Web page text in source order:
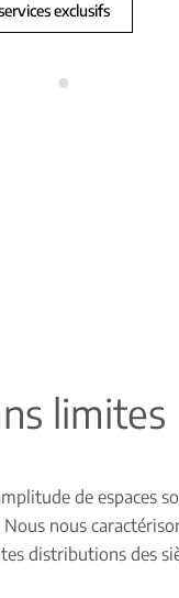
exclusifs
limites
de espaces
nous
distributions des